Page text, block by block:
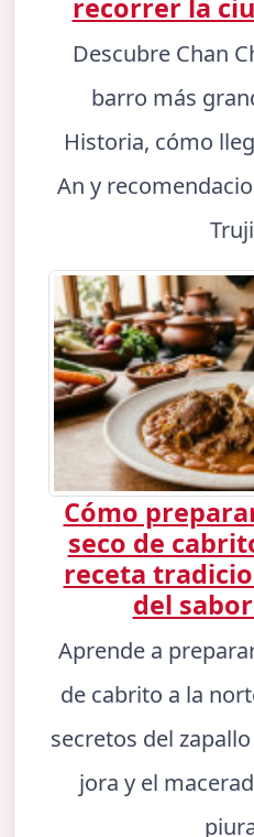
recorrer la
Descubre Chan
barro más
Historia, cómo
An y
Cómo
seco de
receta
del
Aprende a
de cabrito a la
secretos del
jora y el